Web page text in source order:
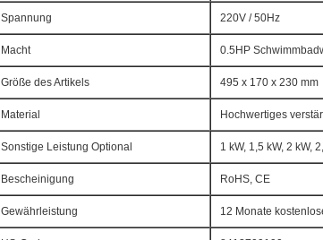
Spannung 220V / 50Hz
Macht 0.5HP
Größe des Artikels 495 x 170 x 230 mm
Material Hochwertiges
Sonstige Leistung Optional 1 kW, 1,5 kW, 2 kW,
Bescheinigung RoHS, CE
Gewährleistung 12 Monate